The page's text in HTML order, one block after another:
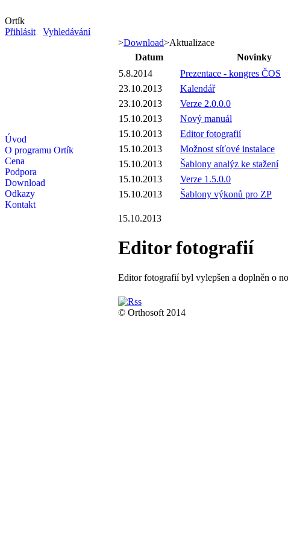
Ortík
Přihlásit
Vyhledávání
Úvod
O programu Ortík
Cena
Podpora
Download
Odkazy
Kontakt
>Download>Aktualizace
Datum
Novinky
5.8.2014
Prezentace - kongres ČOS
23.10.2013
Kalendář
23.10.2013
Verze 2.0.0.0
15.10.2013
Nový manuál
15.10.2013
Editor fotografií
15.10.2013
Možnost síťové instalace
15.10.2013
Šablony analýz ke stažení
15.10.2013
Verze 1.5.0.0
15.10.2013
Šablony výkonů pro ZP
15.10.2013
Editor fotografií
Editor fotografií byl vylepšen a doplněn o
© Orthosoft 2014